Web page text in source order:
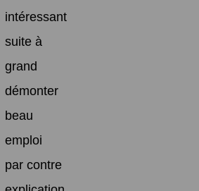
intéressant
suite à
grand
démonter
beau
emploi
par contre